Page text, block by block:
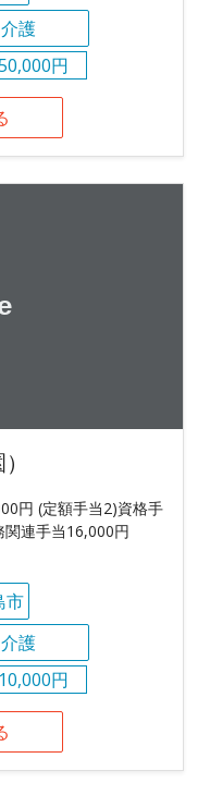
護
円
円 (定額手当2)資格手
連手当16,000円
市
護
円